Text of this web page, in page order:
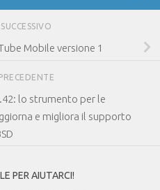
Mobile versione 1
lo strumento per le
e migliora il supporto
PER AIUTARCI!